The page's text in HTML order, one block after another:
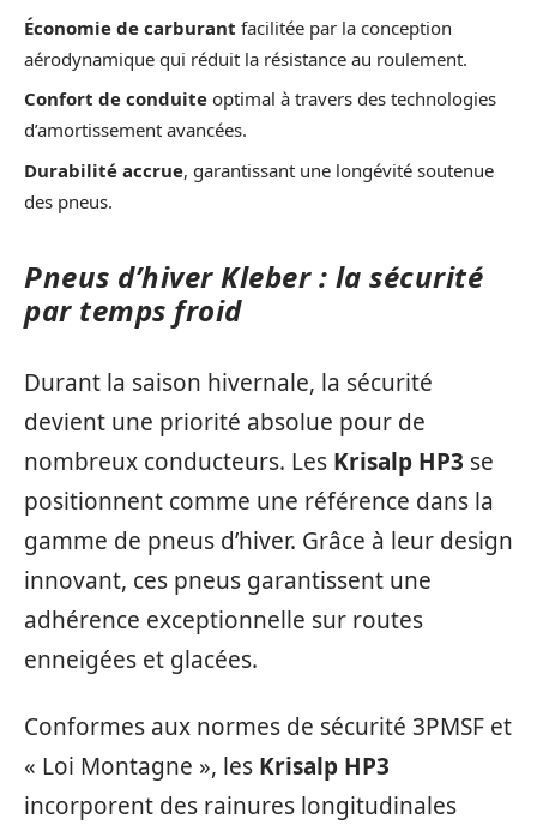
Économie de carburant facilitée par la conception
aérodynamique qui réduit la résistance au roulement.
Confort de conduite optimal à travers des technologies
d’amortissement avancées.
Durabilité accrue, garantissant une longévité soutenue
des pneus.
Pneus d’hiver Kleber : la sécurité
par temps froid
Durant la saison hivernale, la sécurité
devient une priorité absolue pour de
nombreux conducteurs. Les Krisalp HP3 se
positionnent comme une référence dans la
gamme de pneus d’hiver. Grâce à leur design
innovant, ces pneus garantissent une
adhérence exceptionnelle sur routes
enneigées et glacées.
Conformes aux normes de sécurité 3PMSF et
« Loi Montagne », les Krisalp HP3
incorporent des rainures longitudinales